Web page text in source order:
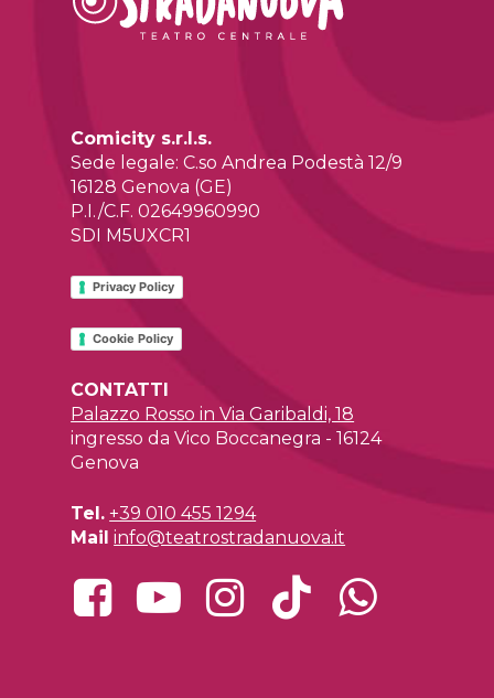
Comicity s.r.l.s.
Sede legale: C.so Andrea Podestà 12/9
16128 Genova (GE)
P.I./C.F. 02649960990
SDI M5UXCR1
Privacy Policy
Cookie Policy
CONTATTI
Palazzo Rosso in Via Garibaldi, 18
ingresso da Vico Boccanegra - 16124
Genova
Tel. +39 010 455 1294
Mail info@teatrostradanuova.it